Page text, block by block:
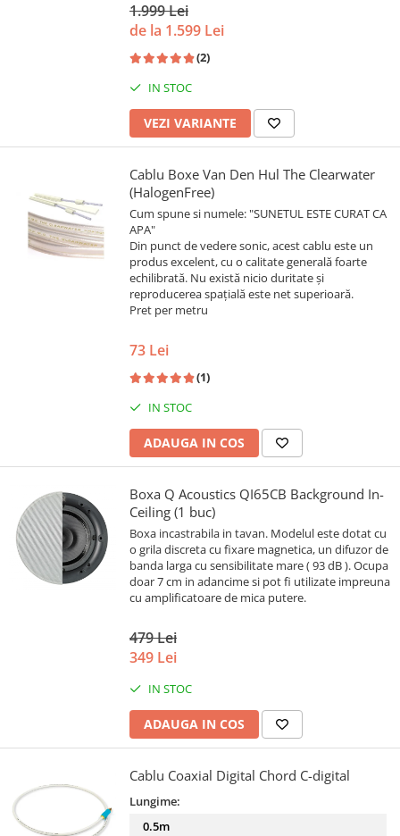
1.999 Lei
de la 1.599 Lei
(2)
IN STOC
VEZI VARIANTE
Cablu Boxe Van Den Hul The Clearwater
(HalogenFree)
Cum spune si numele: "SUNETUL ESTE CURAT CA
APA"
Din punct de vedere sonic, acest cablu este un
produs excelent, cu o calitate generală foarte
echilibrată. Nu există nicio duritate și
reproducerea spațială este net superioară.
Pret per metru
73 Lei
(1)
IN STOC
ADAUGA IN COS
Boxa Q Acoustics QI65CB Background In-
Ceiling (1 buc)
Boxa incastrabila in tavan. Modelul este dotat cu
o grila discreta cu fixare magnetica, un difuzor de
banda larga cu sensibilitate mare ( 93 dB ). Ocupa
doar 7 cm in adancime si pot fi utilizate impreuna
cu amplificatoare de mica putere.
479 Lei
349 Lei
IN STOC
ADAUGA IN COS
Cablu Coaxial Digital Chord C-digital
Lungime:
0.5m